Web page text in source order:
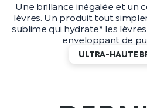
Une brillance inégalée et un
lèvres. Un produit tout
sublime qui hydrate* les lèvres
enveloppant de
ULTRA-HAUTE